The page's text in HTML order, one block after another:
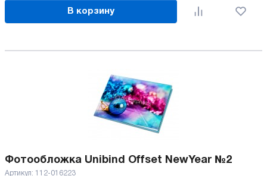
В корзину
Фотообложка Unibind Offset NewYear №2
Артикул: 112-016223